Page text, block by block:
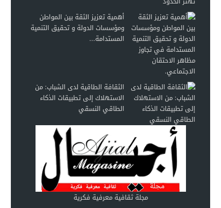
أهمية تعزيز الثقة بين المواطن
ومؤسسات الدولة و تحقيق التنمية
المستدامة...
الثقافة الطاقية لدى الشباب: من
الاستهلاك إلى تطبيقات الذكاء
الطاقي النسقي
مجلة ثقافية معرفية فكرية